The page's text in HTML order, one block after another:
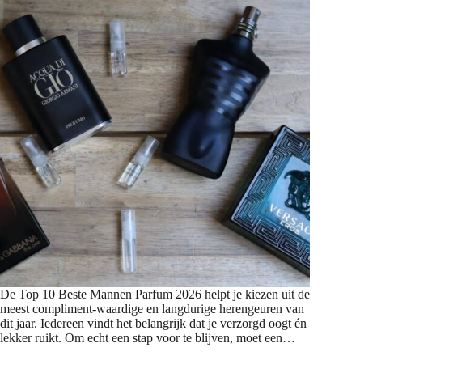
De Top 10 Beste Mannen Parfum 2026 helpt je kiezen uit de
meest compliment-waardige en langdurige herengeuren van
dit jaar. Iedereen vindt het belangrijk dat je verzorgd oogt én
lekker ruikt. Om echt een stap voor te blijven, moet een…